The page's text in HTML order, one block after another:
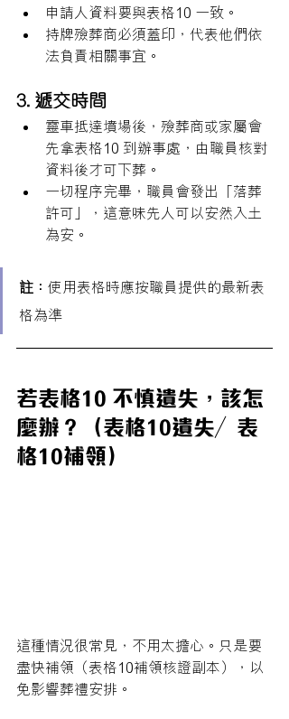
申請人資料要與表格10 一致。
持牌殮葬商必須蓋印，代表他們依
法負責相關事宜。
3. 遞交時間
靈車抵達墳場後，殮葬商或家屬會
先拿表格10 到辦事處，由職員核對
資料後才可下葬。
一切程序完畢，職員會發出「落葬
許可」，這意味先人可以安然入土
為安。
註： 使用表格時應按職員提供的最新表
格為準
若表格10 不慎遺失，該怎
麼辦？（表格10遺失／表
格10補領）
這種情況很常見，不用太擔心。只是要
盡快補領（表格10補領核證副本），以
免影響葬禮安排。